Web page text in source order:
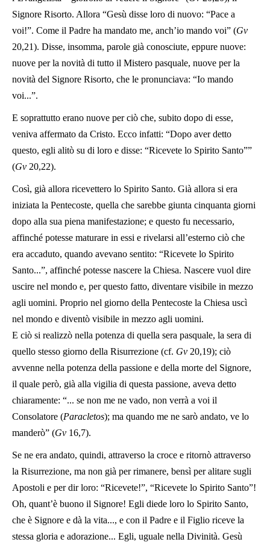
Signore Risorto. Allora “Gesù disse loro di nuovo: “Pace a
voi!”. Come il Padre ha mandato me, anch’io mando voi” (Gv
20,21). Disse, insomma, parole già conosciute, eppure nuove:
nuove per la novità di tutto il Mistero pasquale, nuove per la
novità del Signore Risorto, che le pronunciava: “Io mando
voi...”.
E soprattutto erano nuove per ciò che, subito dopo di esse,
veniva affermato da Cristo. Ecco infatti: “Dopo aver detto
questo, egli alitò su di loro e disse: “Ricevete lo Spirito Santo””
(Gv 20,22).
Così, già allora ricevettero lo Spirito Santo. Già allora si era
iniziata la Pentecoste, quella che sarebbe giunta cinquanta giorni
dopo alla sua piena manifestazione; e questo fu necessario,
affinché potesse maturare in essi e rivelarsi all’esterno ciò che
era accaduto, quando avevano sentito: “Ricevete lo Spirito
Santo...”, affinché potesse nascere la Chiesa. Nascere vuol dire
uscire nel mondo e, per questo fatto, diventare visibile in mezzo
agli uomini. Proprio nel giorno della Pentecoste la Chiesa uscì
nel mondo e diventò visibile in mezzo agli uomini.
E ciò si realizzò nella potenza di quella sera pasquale, la sera di
quello stesso giorno della Risurrezione (cf. Gv 20,19); ciò
avvenne nella potenza della passione e della morte del Signore,
il quale però, già alla vigilia di questa passione, aveva detto
chiaramente: “... se non me ne vado, non verrà a voi il
Consolatore (Paracletos); ma quando me ne sarò andato, ve lo
manderò” (Gv 16,7).
Se ne era andato, quindi, attraverso la croce e ritornò attraverso
la Risurrezione, ma non già per rimanere, bensì per alitare sugli
Apostoli e per dir loro: “Ricevete!”, “Ricevete lo Spirito Santo”!
Oh, quant’è buono il Signore! Egli diede loro lo Spirito Santo,
che è Signore e dà la vita..., e con il Padre e il Figlio riceve la
stessa gloria e adorazione... Egli, uguale nella Divinità. Gesù